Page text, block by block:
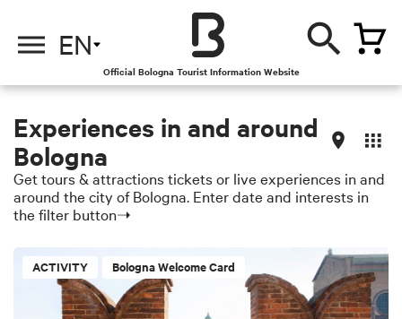
EN
Official Bologna Tourist Information Website
Experiences in and around
Bologna
Get tours & attractions tickets or live experiences in and
around the city of Bologna. Enter date and interests in
the filter button➝
ACTIVITY Bologna Welcome Card